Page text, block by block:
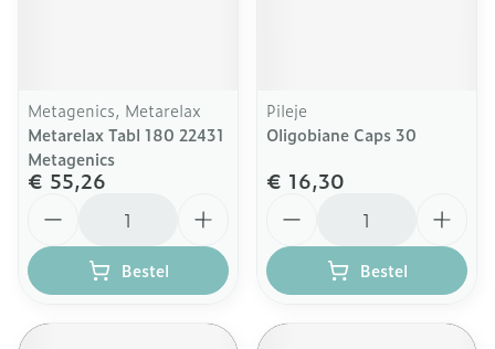
Metagenics, Metarelax
Metarelax Tabl 180 22431
Metagenics
€ 55,26
Bestel
Pileje
Oligobiane Caps 30
€ 16,30
Bestel